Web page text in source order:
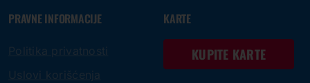
PRAVNE INFORMACIJE
Politika privatnosti
Uslovi korišćenja
KARTE
KUPITE KARTE